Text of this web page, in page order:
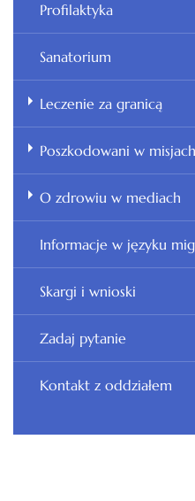
Profilaktyka
Sanatorium
Leczenie za granicą
Poszkodowani w misjach
O zdrowiu w mediach
Informacje w języku
Skargi i wnioski
Zadaj pytanie
Kontakt z oddziałem